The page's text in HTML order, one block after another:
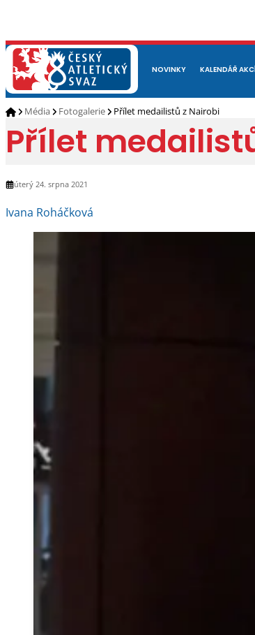
NOVINKY KALENDÁŘ
O NÁS ČLENOVÉ
Média Fotogalerie Přílet medailistů z Nairobi
Přílet
úterý 24. srpna 2021
Ivana Roháčková